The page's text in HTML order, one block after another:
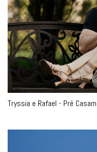
Tryssia e Rafael - Pré